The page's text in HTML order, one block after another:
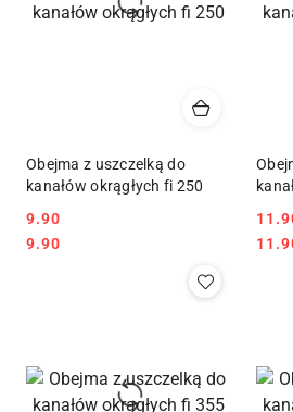
Obejma z uszczelką do
kanałów okrągłych fi 250
Cena:
9.90
Cena:
9.90